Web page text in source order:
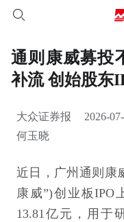
通则康威募投
补流 创始股东
大众证券报
2026-
何玉晓
近日，广州通则康
康威”)创业板IPO
13.81亿元，用于